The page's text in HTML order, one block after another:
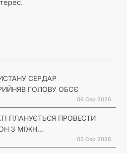
СЕРДАР
ГОЛОВУ ОБСЄ
06 Сер 2026
ПЛАНУЄТЬСЯ ПРОВЕСТИ
З МІЖН...
03 Сер 2026